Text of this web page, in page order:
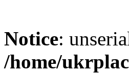
Notice:
/home/